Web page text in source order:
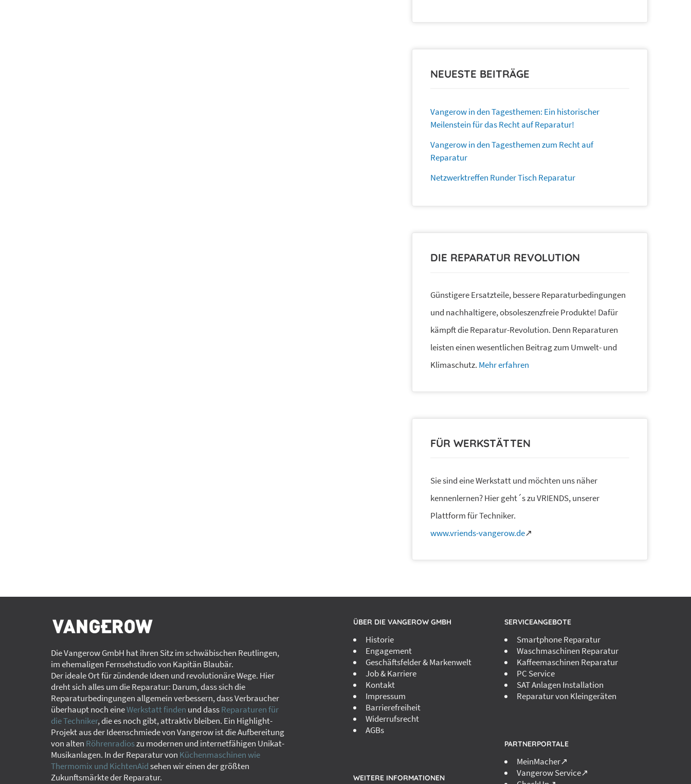
NEUESTE BEITRÄGE
Vangerow in den Tagesthemen: Ein historischer
Meilenstein für das Recht auf Reparatur!
Vangerow in den Tagesthemen zum Recht auf
Reparatur
Netzwerktreffen Runder Tisch Reparatur
DIE REPARATUR REVOLUTION
Günstigere Ersatzteile, bessere Reparaturbedingungen
und nachhaltigere, obsoleszenzfreie Produkte! Dafür
kämpft die Reparatur-Revolution. Denn Reparaturen
leisten einen wesentlichen Beitrag zum Umwelt- und
Klimaschutz. Mehr erfahren
FÜR WERKSTÄTTEN
Sie sind eine Werkstatt und möchten uns näher
kennenlernen? Hier geht´s zu VRIENDS, unserer
Plattform für Techniker.
www.vriends-vangerow.de↗
Die Vangerow GmbH hat ihren Sitz im schwäbischen Reutlingen,
im ehemaligen Fernsehstudio von Kapitän Blaubär.
Der ideale Ort für zündende Ideen und revolutionäre Wege. Hier
dreht sich alles um die Reparatur: Darum, dass sich die
Reparaturbedingungen allgemein verbessern, dass Verbraucher
überhaupt noch eineWerkstatt finden und dassReparaturen für
die Techniker, die es noch gibt, attraktiv bleiben. Ein Highlight-
Projekt aus der Ideenschmiede von Vangerow ist die Aufbereitung
von alten Röhrenradioszu modernen und internetfähigen Unikat-
Musikanlagen. In der Reparatur von Küchenmaschinen wie
Thermomix und KichtenAidsehen wir einen der größten
Zukunftsmärkte der Reparatur.
ÜBER DIE VANGEROW GMBH
Historie
Engagement
Geschäftsfelder & Markenwelt
Job & Karriere
Kontakt
Impressum
Barrierefreiheit
Widerrufsrecht
AGBs
WEITERE INFORMATIONEN
SERVICEANGEBOTE
Smartphone Reparatur
Waschmaschinen Reparatur
Kaffeemaschinen Reparatur
PC Service
SAT Anlagen Installation
Reparatur von Kleingeräten
PARTNERPORTALE
MeinMacher↗
Vangerow Service↗